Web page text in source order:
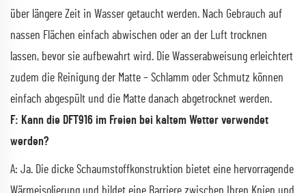
über längere Zeit in Wasser getaucht werden. Nach Gebrauch auf
nassen Flächen einfach abwischen oder an der Luft trocknen
lassen, bevor sie aufbewahrt wird. Die Wasserabweisung erleichtert
zudem die Reinigung der Matte – Schlamm oder Schmutz können
einfach abgespült und die Matte danach abgetrocknet werden.
F: Kann die DFT916 im Freien bei kaltem Wetter verwendet
werden?
A: Ja. Die dicke Schaumstoffkonstruktion bietet eine hervorragende